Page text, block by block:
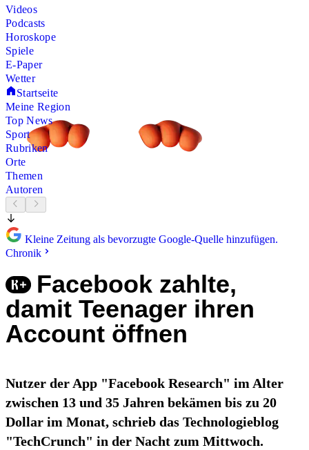
Videos
Podcasts
Horoskope
Spiele
E-Paper
Wetter
Startseite
Meine Region
Top News
Sport
Rubriken
Orte
Themen
Autoren
Kleine Zeitung als bevorzugte Google-Quelle hinzufügen.
Chronik
Facebook zahlte,
damit Teenager ihren
Account öffnen
Nutzer der App "Facebook Research" im Alter
zwischen 13 und 35 Jahren bekämen bis zu 20
Dollar im Monat, schrieb das Technologieblog
"TechCrunch" in der Nacht zum Mittwoch.